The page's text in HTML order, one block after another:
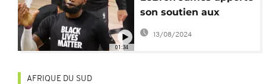
01:34
son soutien aux
femmes noires
13/08/2024
AFRIQUE DU SUD